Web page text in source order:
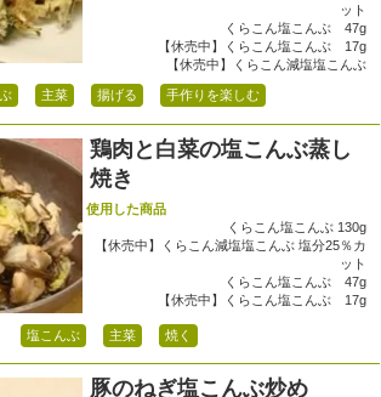
ット
くらこん塩こんぶ 47g
【休売中】くらこん塩こんぶ 17g
【休売中】くらこん減塩塩こんぶ
主菜 揚げる 手作りを楽しむ
鶏肉と白菜の塩こんぶ蒸し
焼き
使用した商品
くらこん塩こんぶ 130g
【休売中】くらこん減塩塩こんぶ 塩分25％カ
ット
くらこん塩こんぶ 47g
【休売中】くらこん塩こんぶ 17g
塩こんぶ 主菜 焼く
豚のねぎ塩こんぶ炒め